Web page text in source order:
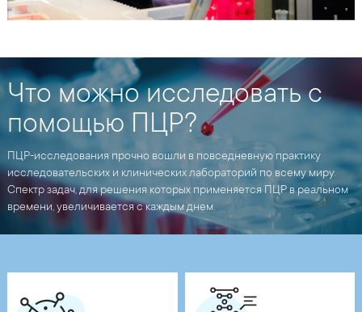
Что можно исследовать с
помощью ПЦР?
ПЦР-исследования прочно вошли в повседневную практику
исследовательских и клинических лабораторий по всему миру.
Спектр задач, для решения которых применяется ПЦР в реальном
времени, увеличивается с каждым днем.